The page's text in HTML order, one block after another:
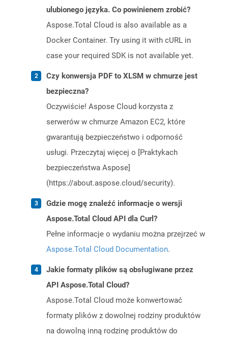
ulubionego języka. Co powinienem zrobić?
Aspose.Total Cloud is also available as a
Docker Container. Try using it with cURL in
case your required SDK is not available yet.
Czy konwersja PDF to XLSM w chmurze jest
bezpieczna?
Oczywiście! Aspose Cloud korzysta z
serwerów w chmurze Amazon EC2, które
gwarantują bezpieczeństwo i odporność
usługi. Przeczytaj więcej o [Praktykach
bezpieczeństwa Aspose]
(https://about.aspose.cloud/security).
Gdzie mogę znaleźć informacje o wersji
Aspose.Total Cloud API dla Curl?
Pełne informacje o wydaniu można przejrzeć w
Aspose.Total Cloud Documentation.
Jakie formaty plików są obsługiwane przez
API Aspose.Total Cloud?
Aspose.Total Cloud może konwertować
formaty plików z dowolnej rodziny produktów
na dowolną inną rodzinę produktów do